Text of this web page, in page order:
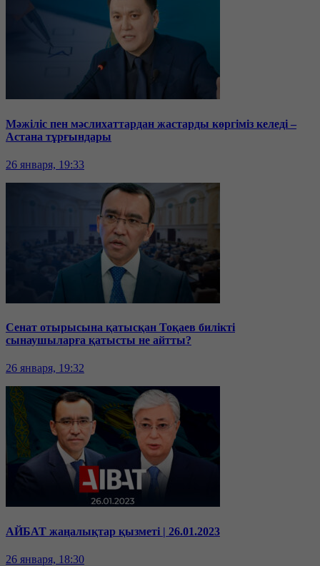
Мәжіліс пен мәслихаттардан жастарды көргіміз келеді –
Астана тұрғындары
26 января, 19:33
Сенат отырысына қатысқан Тоқаев билікті
сынаушыларға қатысты не айтты?
26 января, 19:32
АЙБАТ жаңалықтар қызметі | 26.01.2023
26 января, 18:30